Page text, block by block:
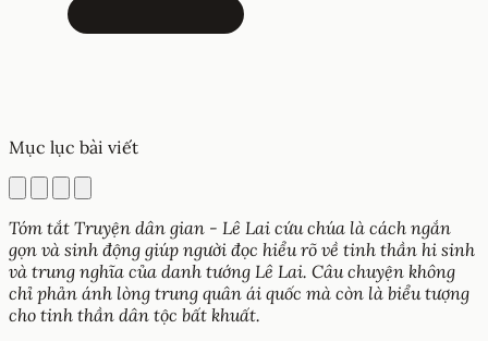
Mục lục bài viết
Tóm tắt Truyện dân gian - Lê Lai cứu chúa là cách ngắn
gọn và sinh động giúp người đọc hiểu rõ về tinh thần hi sinh
và trung nghĩa của danh tướng Lê Lai. Câu chuyện không
chỉ phản ánh lòng trung quân ái quốc mà còn là biểu tượng
cho tinh thần dân tộc bất khuất.